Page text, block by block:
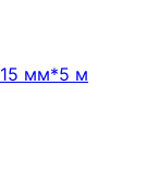
15 мм*5 м